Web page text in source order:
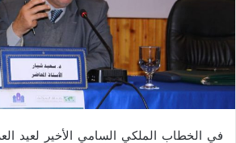
د
إ
ل
ك
في الخطاب الملكي السامي الأخير لعيد